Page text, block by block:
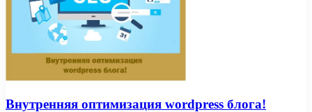
Внутренняя оптимизация wordpress блога!